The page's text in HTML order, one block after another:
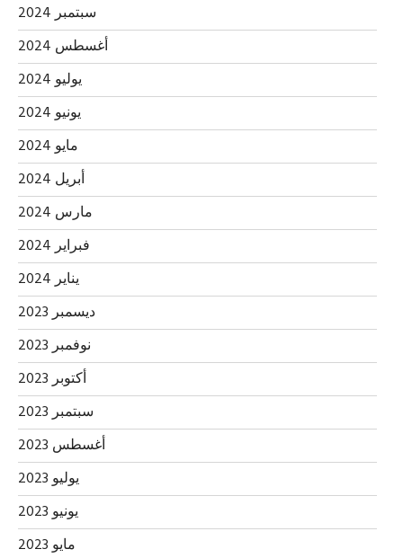
سبتمبر 2024
أغسطس 2024
يوليو 2024
يونيو 2024
مايو 2024
أبريل 2024
مارس 2024
فبراير 2024
يناير 2024
ديسمبر 2023
نوفمبر 2023
أكتوبر 2023
سبتمبر 2023
أغسطس 2023
يوليو 2023
يونيو 2023
مايو 2023